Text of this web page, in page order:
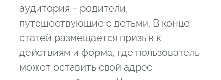
аудитория – родители,
путешествующие с детьми. В конце
статей размещается призыв к
действиям и форма, где пользователь
может оставить свой адрес